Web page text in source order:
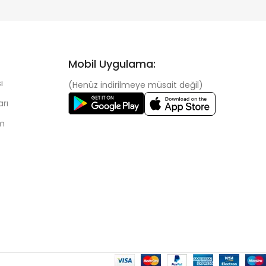
Mobil Uygulama:
(Henüz indirilmeye müsait değil)